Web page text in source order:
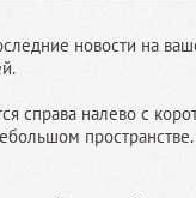
новости на
справа налево с